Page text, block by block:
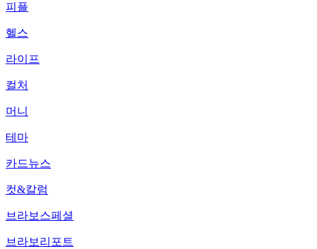
피플
헬스
라이프
컬처
머니
테마
카드뉴스
컷&칼럼
브라보스페셜
브라보리포트